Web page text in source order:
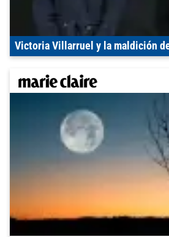
Victoria Villarruel y la maldición